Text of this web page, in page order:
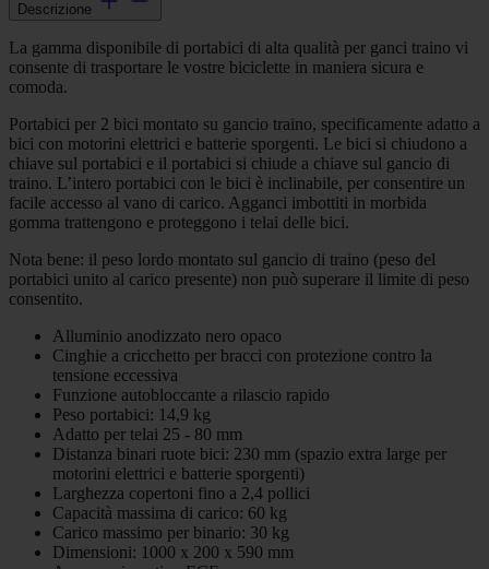
Descrizione
La gamma disponibile di portabici di alta qualità per ganci traino vi
consente di trasportare le vostre biciclette in maniera sicura e
comoda.
Portabici per 2 bici montato su gancio traino, specificamente adatto a
bici con motorini elettrici e batterie sporgenti. Le bici si chiudono a
chiave sul portabici e il portabici si chiude a chiave sul gancio di
traino. L’intero portabici con le bici è inclinabile, per consentire un
facile accesso al vano di carico. Agganci imbottiti in morbida
gomma trattengono e proteggono i telai delle bici.
Nota bene: il peso lordo montato sul gancio di traino (peso del
portabici unito al carico presente) non può superare il limite di peso
consentito.
Alluminio anodizzato nero opaco
Cinghie a cricchetto per bracci con protezione contro la
tensione eccessiva
Funzione autobloccante a rilascio rapido
Peso portabici: 14,9 kg
Adatto per telai 25 - 80 mm
Distanza binari ruote bici: 230 mm (spazio extra large per
motorini elettrici e batterie sporgenti)
Larghezza copertoni fino a 2,4 pollici
Capacità massima di carico: 60 kg
Carico massimo per binario: 30 kg
Dimensioni: 1000 x 200 x 590 mm